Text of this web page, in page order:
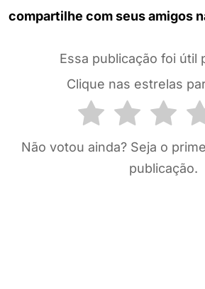
compartilhe com seus amigos
Essa publicação foi útil
Clique nas estrelas
Não votou ainda? Seja o
publicação.